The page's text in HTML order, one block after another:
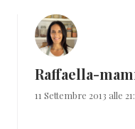
Raffaella-
11 Settembre 2013 alle